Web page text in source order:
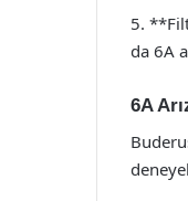
5.
da 6A
6A